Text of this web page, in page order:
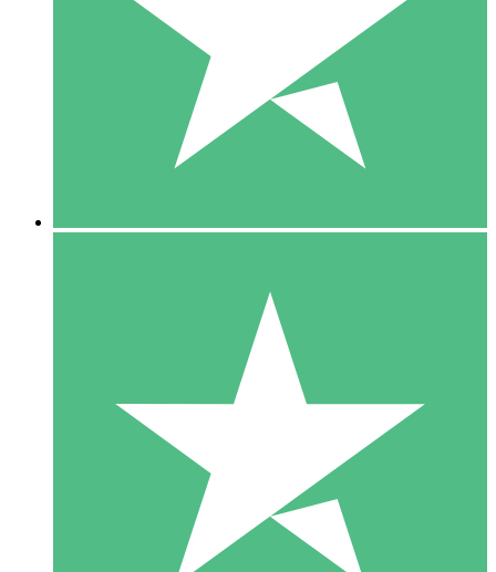
1000
10 Downloaden
20 00